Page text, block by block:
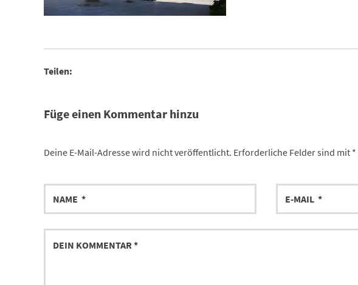
Teilen:
Füge einen Kommentar hinzu
Deine E-Mail-Adresse wird nicht veröffentlicht. Erforderliche Felder sind mit *